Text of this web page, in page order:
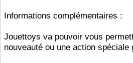
Informations complémentaires :
Jouettoys va pouvoir vous
nouveauté ou une action